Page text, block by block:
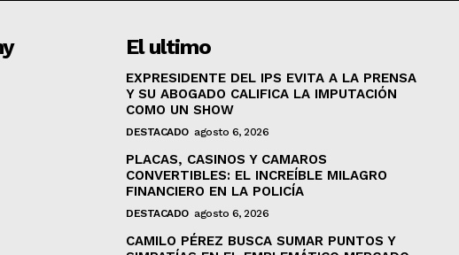
El ultimo
EXPRESIDENTE DEL IPS EVITA A LA PRENSA
Y SU ABOGADO CALIFICA LA IMPUTACIÓN
COMO UN SHOW
DESTACADO agosto 6, 2026
PLACAS, CASINOS Y CAMAROS
CONVERTIBLES: EL INCREÍBLE MILAGRO
FINANCIERO EN LA POLICÍA
DESTACADO agosto 6, 2026
CAMILO PÉREZ BUSCA SUMAR PUNTOS Y